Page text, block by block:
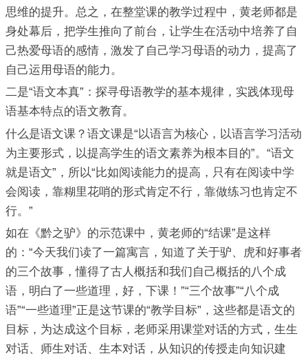
思维的提升。总之，在整堂课的教学过程中，黄老师都是
身处幕后，把学生推向了前台，让学生在活动中培养了自
己热爱母语的感情，激发了自己学习母语的动力，提高了
自己运用母语的能力。
二是“语文本真”：探寻母语教学的基本规律，实践体现母
语基本特点的语文教育。
什么是语文课？语文课是“以语言为核心，以语言学习活动
为主要形式，以提高学生的语文素养为根本目的”。“语文
就是语文”，所以“比如阅读能力的提高，只有在阅读中学
会阅读，靠糊里花哨的形式肯定不行，靠做练习也肯定不
行。”
如在《黔之驴》的示范课中，黄老师的“结课”是这样
的：“今天我们读了一篇寓言，知道了关于驴、虎和好事者
的三个故事，懂得了古人概括和我们自己概括的八个成
语，明白了一些道理，好，下课！”“三个故事”“八个成
语”“一些道理”正是这节课的“教学目标”，这些都是语文的
目标，为达成这个目标，老师采用课堂对话的方式，生生
对话、师生对话、生本对话，从知识的传授走向知识建